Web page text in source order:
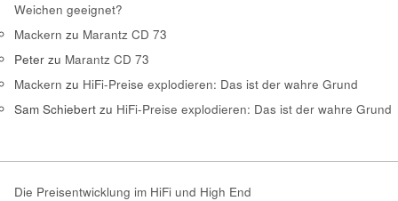
Weichen geeignet?
Mackern zu Marantz CD 73
Peter zu Marantz CD 73
Mackern zu HiFi-Preise explodieren: Das ist der wahre Grund
Sam Schiebert zu HiFi-Preise explodieren: Das ist der wahre Grund
Die Preisentwicklung im HiFi und High End